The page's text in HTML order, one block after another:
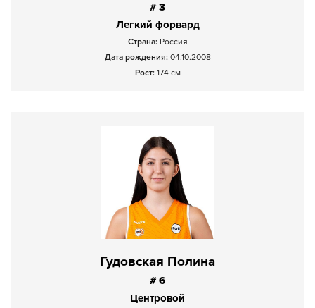
# 3
Легкий форвард
Страна: Россия
Дата рождения: 04.10.2008
Рост: 174 см
Гудовская Полина
# 6
Центровой